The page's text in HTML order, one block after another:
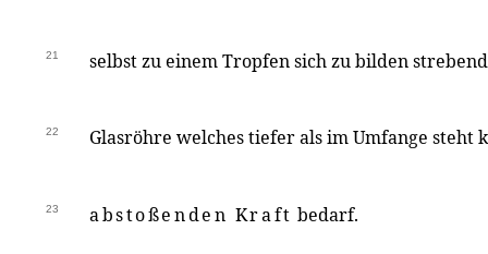
21 selbst zu einem Tropfen sich zu bilden
22 Glasröhre welches tiefer als im Umfange steht
23 abstoßenden Kraft bedarf.